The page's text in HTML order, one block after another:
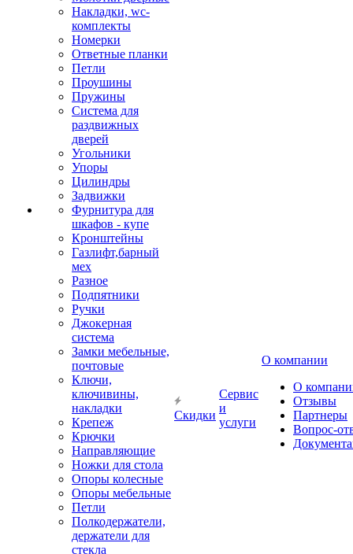
Накладки, wc-
комплекты
Номерки
Ответные планки
Петли
Проушины
Пружины
Система для
раздвижных
дверей
Угольники
Упоры
Цилиндры
Задвижки
Фурнитура для
шкафов - купе
Кронштейны
Газлифт,барный
мех
Разное
Подпятники
Ручки
Джокерная
система
Замки мебельные,
почтовые
Ключи,
ключивины,
накладки
Крепеж
Крючки
Направляющие
Ножки для стола
Опоры колесные
Опоры мебельные
Петли
Полкодержатели,
держатели для
стекла
Скидки
Сервис
и
услуги
О компании
О
Отзывы
Партнеры
Вопрос-